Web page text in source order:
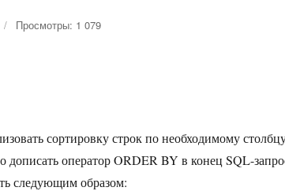
Просмотры: 1 079
сортировку строк по необходимому
оператор ORDER BY в конец SQL-
следующим образом: